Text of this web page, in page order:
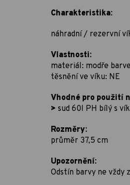
Charakteristika:
náhradní / rezervní
Vlastnosti:
materiál: modře
těsnění ve víku: NE
Vhodné pro použití
> sud 60l PH bílý s
Rozměry:
průměr 37,5 cm
Upozornění:
Odstín barvy ne vždy